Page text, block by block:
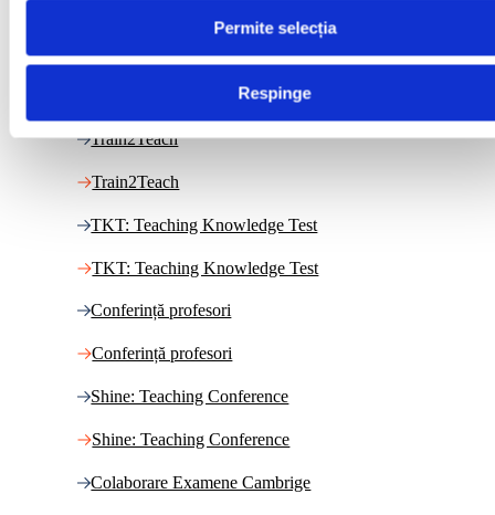
Permite selecția
Respinge
Profesor Germană
Train2Teach
Train2Teach
TKT: Teaching Knowledge Test
TKT: Teaching Knowledge Test
Conferință profesori
Conferință profesori
Shine: Teaching Conference
Shine: Teaching Conference
Colaborare Examene Cambrige